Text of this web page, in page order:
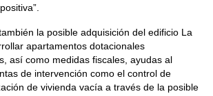
la posible adquisición del edificio La
apartamentos dotacionales
así como medidas fiscales, ayudas al
de intervención como el control de
de vivienda vacía a través de la posible